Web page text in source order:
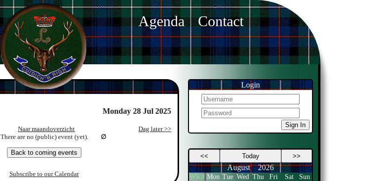
Agenda Contact
Monday 28 Jul 2025
Naar maandoverzicht
Dag later >>
There are no (public) event (yet).
Back to coming events
Subscribe to our Calendar
Login
Sign In
<< Today >>
August 2026
WK# Mon Tue Wed Thu Fri Sat
Sun